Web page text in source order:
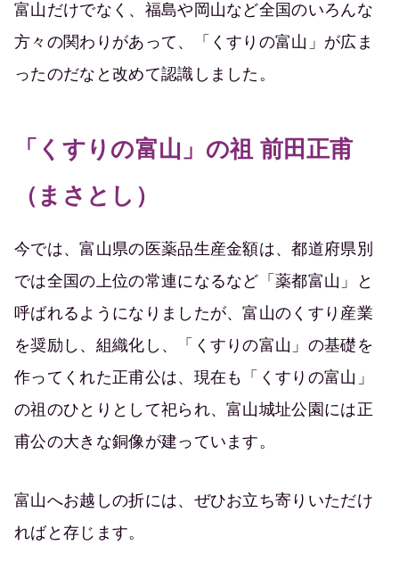
富山だけでなく、福島や岡山など全国のいろんな
方々の関わりがあって、「くすりの富山」が広ま
ったのだなと改めて認識しました。
「くすりの富山」の祖 前田正甫
（まさとし）
今では、富山県の医薬品生産金額は、都道府県別
では全国の上位の常連になるなど「薬都富山」と
呼ばれるようになりましたが、富山のくすり産業
を奨励し、組織化し、「くすりの富山」の基礎を
作ってくれた正甫公は、現在も「くすりの富山」
の祖のひとりとして祀られ、富山城址公園には正
甫公の大きな銅像が建っています。
富山へお越しの折には、ぜひお立ち寄りいただけ
ればと存じます。